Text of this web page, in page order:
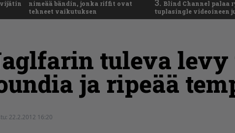
nimeää bändin, jonka riffit ovat
tehneet vaikutuksen
3. Blind Channel palaa
tuplasingle videoineen
tuleva
ja ripeää
22.2.2012 16:20